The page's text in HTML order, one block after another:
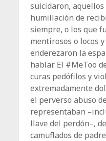
suicidaron,
humillación de
siempre, o los que
mentirosos o locos
enderezaron la
hablar. El #MeToo
curas pedófilos y
extremadamente
el perverso abuso
representaban
llave del perdón–,
camuflados de